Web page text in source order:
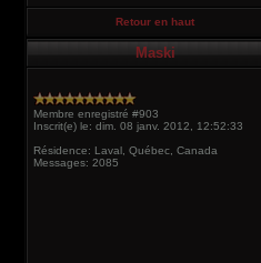
Retour en haut
Maski
Membre enregistré #903
Inscrit(e) le: dim. 08 janv. 2012, 12:52:33
Résidence: Laval, Québec, Canada
Messages: 2085